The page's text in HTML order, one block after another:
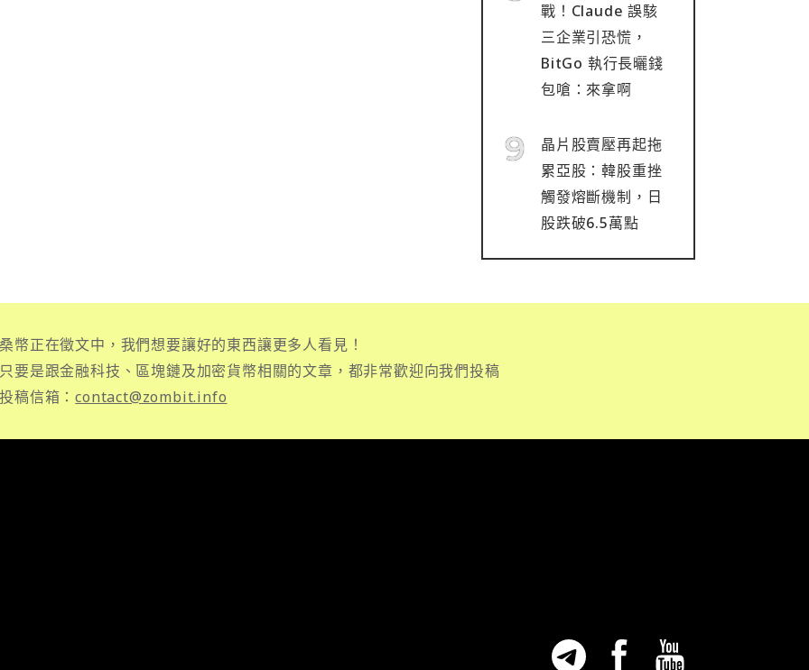
戰！Claude 誤駭
三企業引恐慌，
BitGo 執行長曬錢
包嗆：來拿啊
晶片股賣壓再起拖
累亞股：韓股重挫
觸發熔斷機制，日
股跌破6.5萬點
桑幣正在徵文中，我們想要讓好的東西讓更多人看見！
只要是跟金融科技、區塊鏈及加密貨幣相關的文章，都非常歡迎向我們投稿
投稿信箱：contact@zombit.info